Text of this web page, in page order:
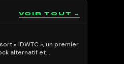
VOIR TOUT →
sort « IDWTC », un premier
alternatif et